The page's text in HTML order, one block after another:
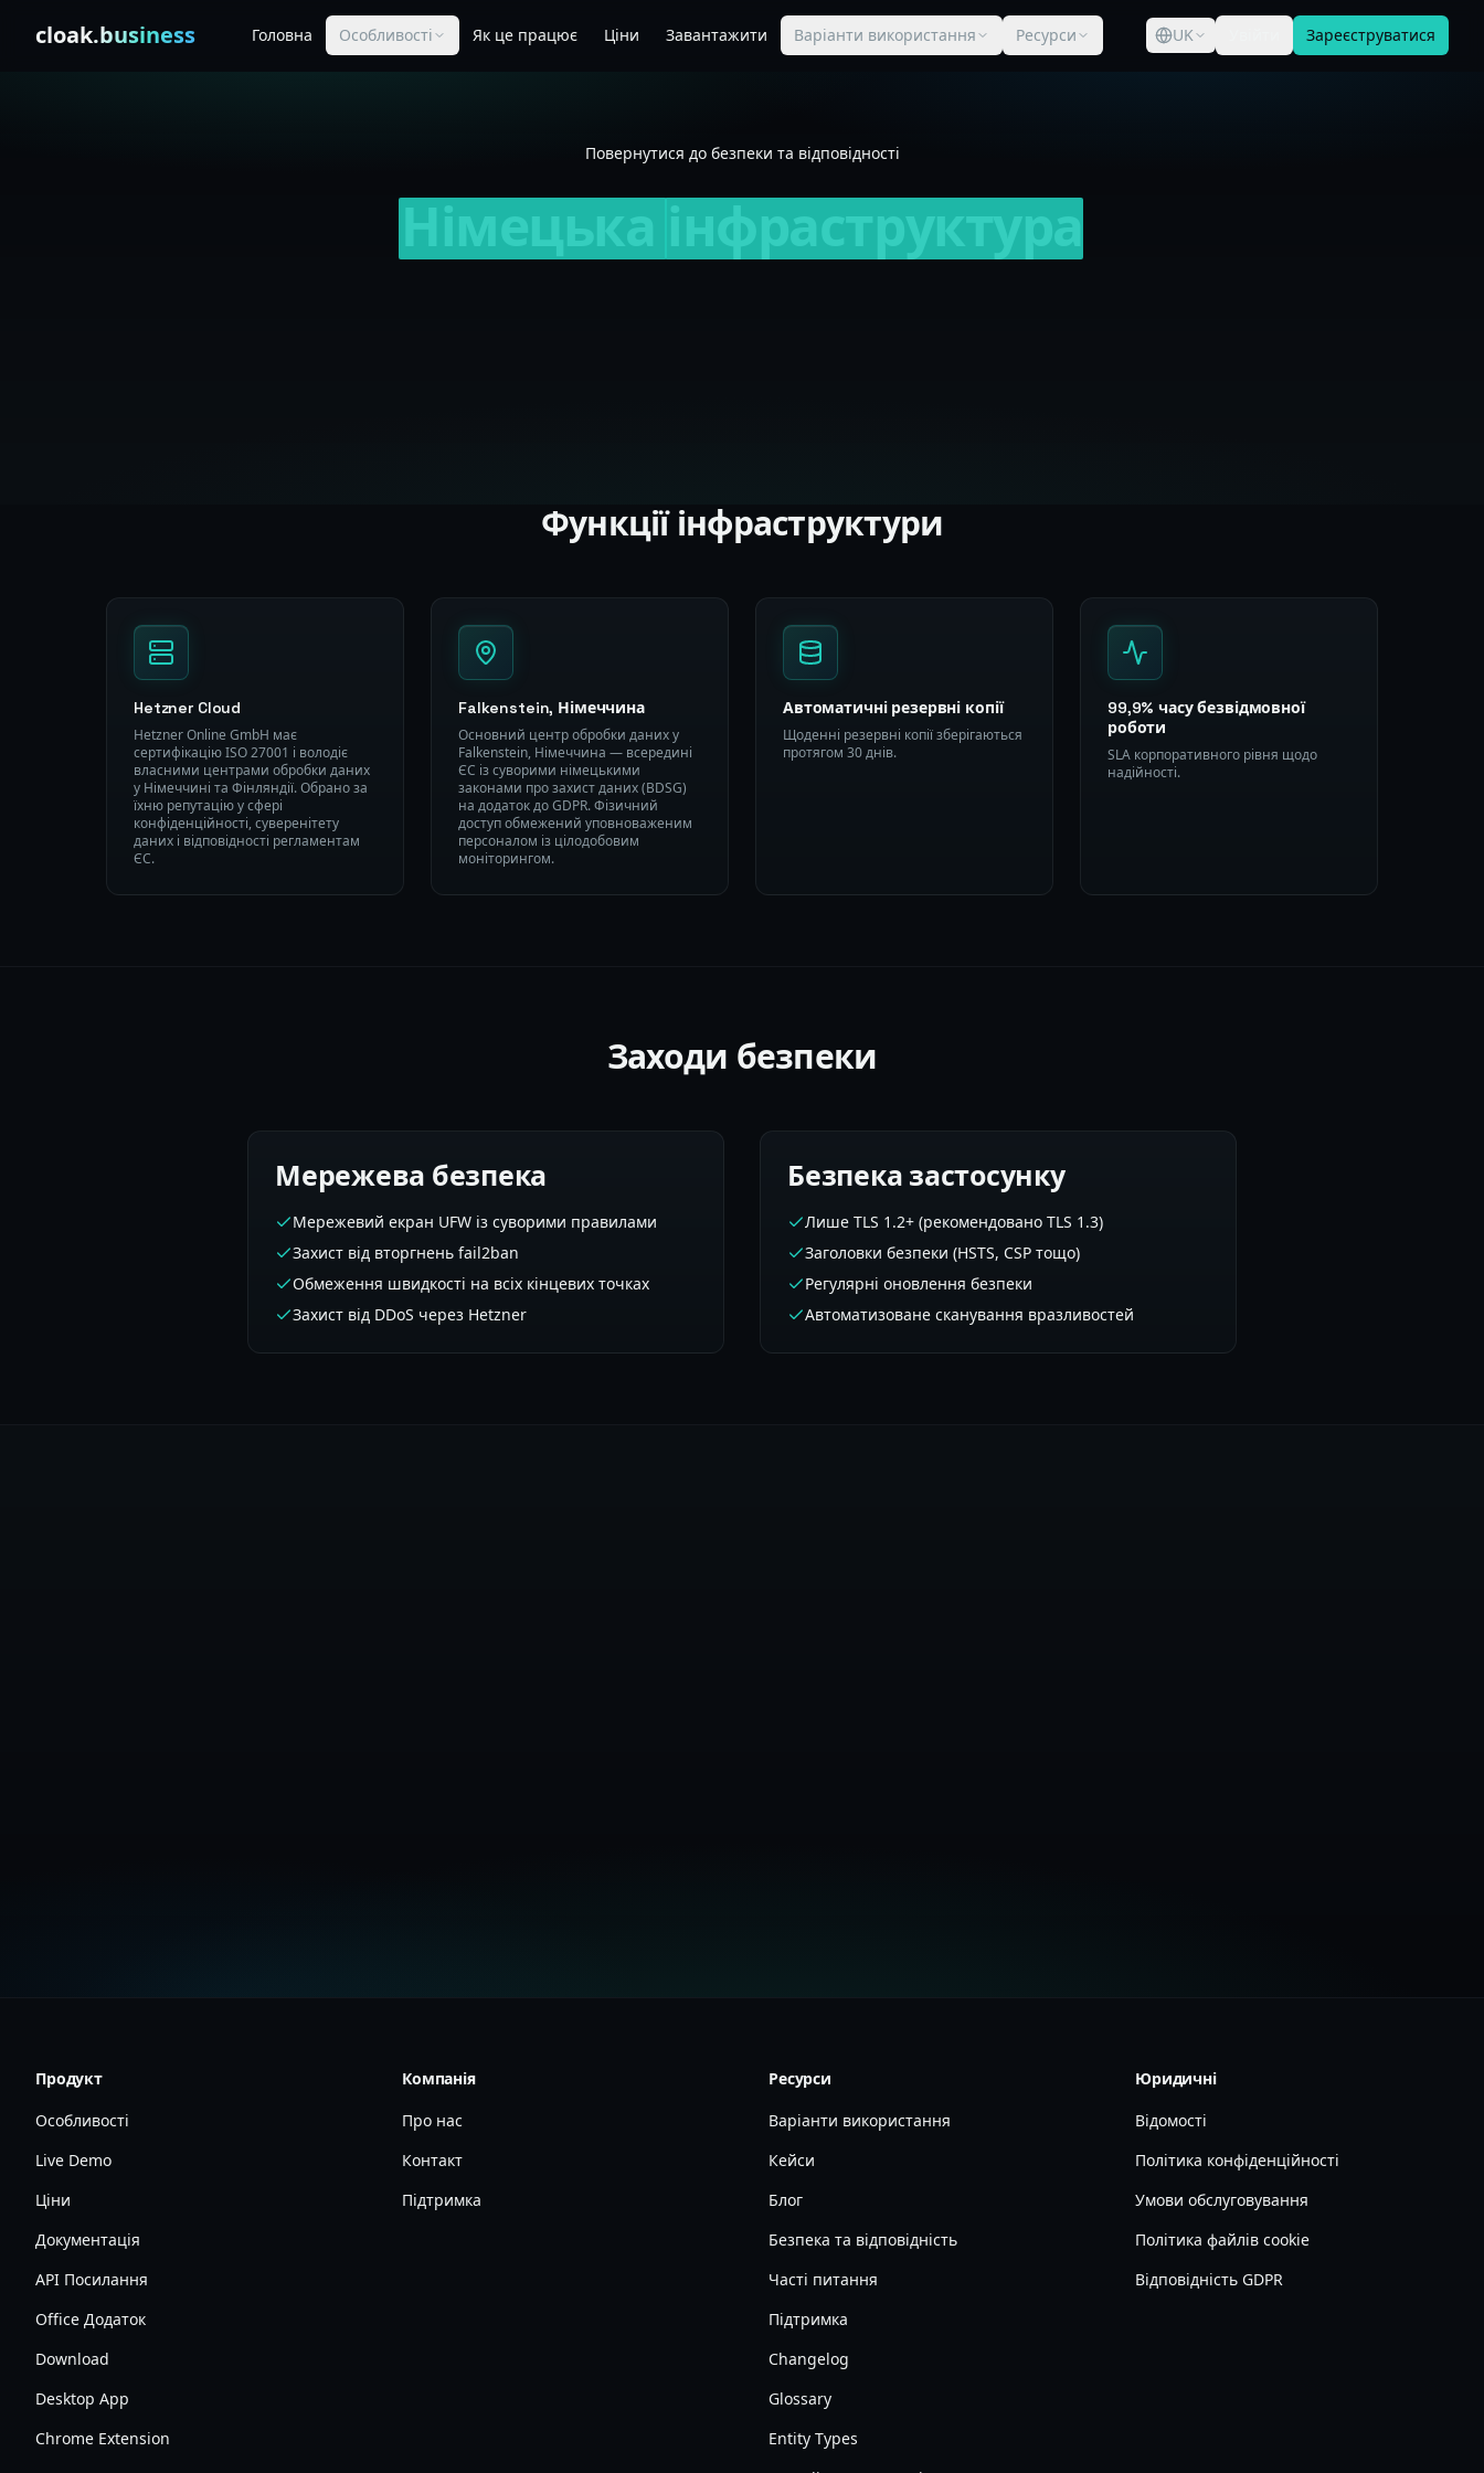
cloak.business Головна Особливості Як це працює Ціни Завантажити Варіанти використання Ресурси UK Зареєструватися
Повернутися до безпеки та відповідності
Функції інфраструктури
Hetzner Cloud
Hetzner Online GmbH має
сертифікацію ISO 27001 і володіє
власними центрами обробки даних
у Німеччині та Фінляндії. Обрано за
їхню репутацію у сфері
конфіденційності, суверенітету
даних і відповідності регламентам
ЄС.
Falkenstein, Німеччина
Основний центр обробки даних у
Falkenstein, Німеччина — всередині
ЄС із суворими німецькими
законами про захист даних (BDSG)
на додаток до GDPR. Фізичний
доступ обмежений уповноваженим
персоналом із цілодобовим
моніторингом.
Автоматичні резервні копії
Щоденні резервні копії зберігаються
протягом 30 днів.
99,9% часу безвідмовної
роботи
SLA корпоративного рівня щодо
надійності.
Заходи безпеки
Мережева безпека
Мережевий екран UFW із суворими правилами
Захист від вторгнень fail2ban
Обмеження швидкості на всіх кінцевих точках
Захист від DDoS через Hetzner
Безпека застосунку
Лише TLS 1.2+ (рекомендовано TLS 1.3)
Заголовки безпеки (HSTS, CSP тощо)
Регулярні оновлення безпеки
Автоматизоване сканування вразливостей
Продукт
Особливості
Live Demo
Ціни
Документація
API Посилання
Office Додаток
Download
Desktop App
Chrome Extension
Компанія
Про нас
Контакт
Підтримка
Ресурси
Варіанти використання
Кейси
Блог
Безпека та відповідність
Часті питання
Підтримка
Changelog
Glossary
Entity Types
Юридичні
Відомості
Політика конфіденційності
Умови обслуговування
Політика файлів cookie
Відповідність GDPR